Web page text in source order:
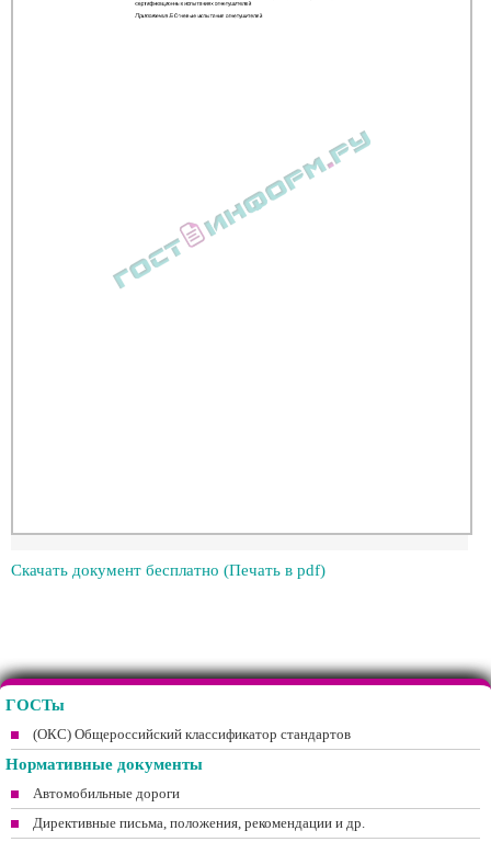
Скачать документ бесплатно (Печать в pdf)
ГОСТы
(ОКС) Общероссийский классификатор стандартов
Нормативные документы
Автомобильные дороги
Директивные письма, положения, рекомендации и др.